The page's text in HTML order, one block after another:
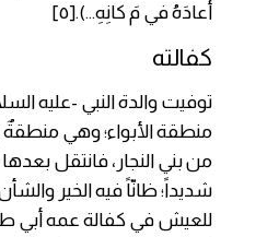
أعادَهُ في مَ كانِهِ...).[٥]
كفالته
توفيت والدة النبي -عليه
منطقة الأبواء؛ وهي منطقةٌ
من بني النجار، فانتقل
شديداً؛ ظانّاً فيه الخير
للعيش في كفالة عمه أبي